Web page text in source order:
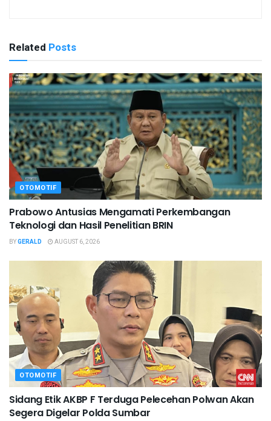
Related Posts
OTOMOTIF
Prabowo Antusias Mengamati Perkembangan
Teknologi dan Hasil Penelitian BRIN
BYGERALD AUGUST 6, 2026
OTOMOTIF
Sidang Etik AKBP F Terduga Pelecehan Polwan Akan
Segera Digelar Polda Sumbar